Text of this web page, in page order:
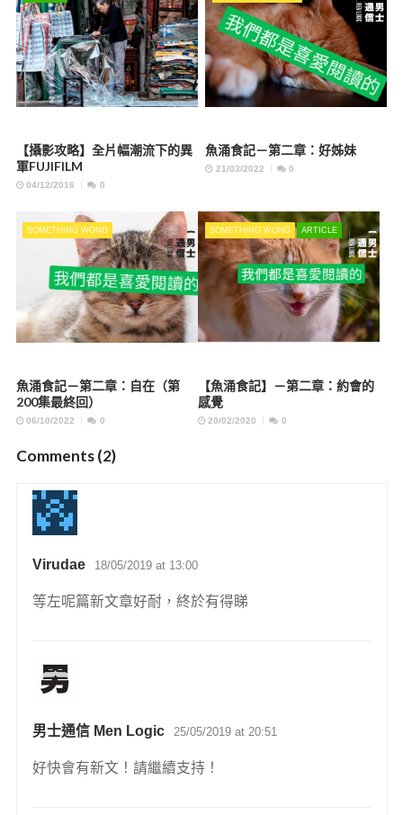
【攝影攻略】全片幅潮流下的異
軍FUJIFILM
04/12/2016 0
魚涌食記－第二章：好姊妹
21/03/2022 0
SOMETHING WONG
魚涌食記－第二章：自在（第
200集最終回）
06/10/2022 0
SOMETHING WONG ARTICLE
【魚涌食記】－第二章：約會的
感覺
20/02/2020 0
Comments (2)
Virudae 18/05/2019 at 13:00
等左呢篇新文章好耐，終於有得睇
男士通信 Men Logic 25/05/2019 at 20:51
好快會有新文！請繼續支持！